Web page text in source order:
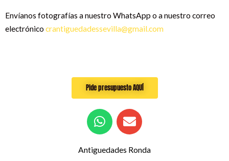
Envíanos fotografías a nuestro WhatsApp o a nuestro correo
electrónico crantiguedadessevilla@gmail.com
Pide presupuesto AQUÍ
W
h
t
E
n
e
Antiguedades Ronda